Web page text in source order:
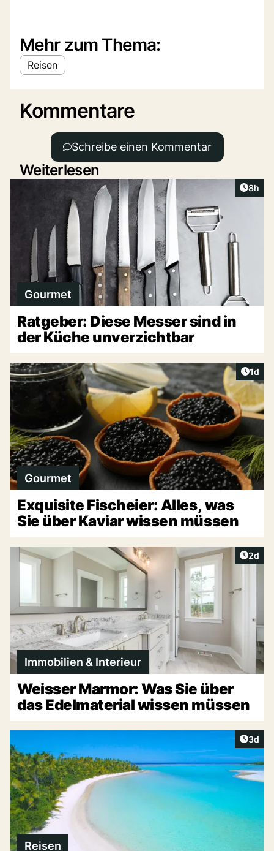
Mehr zum Thema:
Reisen
Kommentare
Schreibe einen Kommentar
Weiterlesen
8h
Gourmet
Ratgeber: Diese Messer sind in
der Küche unverzichtbar
1d
Gourmet
Exquisite Fischeier: Alles, was
Sie über Kaviar wissen müssen
2d
Immobilien & Interieur
Weisser Marmor: Was Sie über
das Edelmaterial wissen müssen
3d
Reisen